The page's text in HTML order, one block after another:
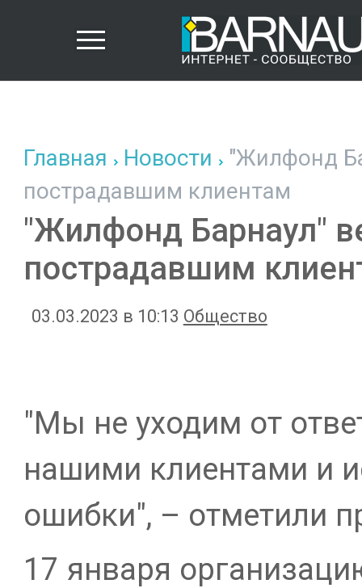
Главная Новости "Жилфонд
пострадавшим клиентам
"Жилфонд Барнаул"
пострадавшим
03.03.2023 в 10:13 Общество
"Мы не уходим от
нашими клиентами и
ошибки", – отметили
17 января